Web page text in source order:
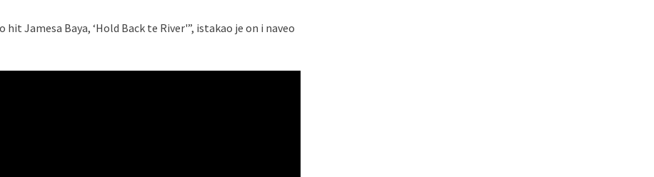
Jamesa Baya, ‘Hold Back te River'”, istakao je on i naveo